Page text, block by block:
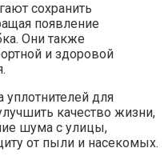
сохранить
появление
Они также
и здоровой
уплотнителей для
качество жизни,
шума с улицы,
от пыли и насекомых.